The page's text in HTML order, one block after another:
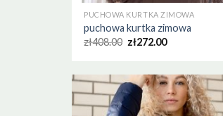
PUCHOWA KURTKA ZIMOWA
puchowa kurtka zimowa
zł408.00 zł272.00